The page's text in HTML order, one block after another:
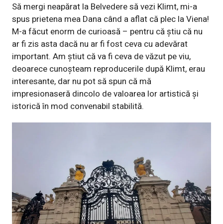
Să mergi neapărat la Belvedere să vezi Klimt, mi-a
spus prietena mea Dana când a aflat că plec la Viena!
M-a făcut enorm de curioasă – pentru că știu că nu
ar fi zis asta dacă nu ar fi fost ceva cu adevărat
important. Am știut că va fi ceva de văzut pe viu,
deoarece cunoșteam reproducerile după Klimt, erau
interesante, dar nu pot să spun că mă
impresionaseră dincolo de valoarea lor artistică și
istorică în mod convenabil stabilită.